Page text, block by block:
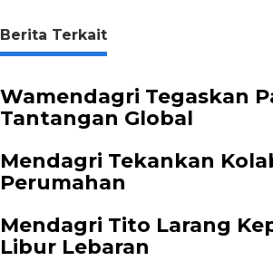
Berita Terkait
Wamendagri Tegaskan
Tantangan Global
Mendagri Tekankan
Perumahan
Mendagri Tito Larang
Libur Lebaran